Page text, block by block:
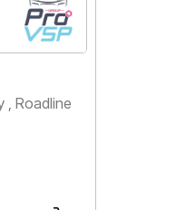
, Roadline